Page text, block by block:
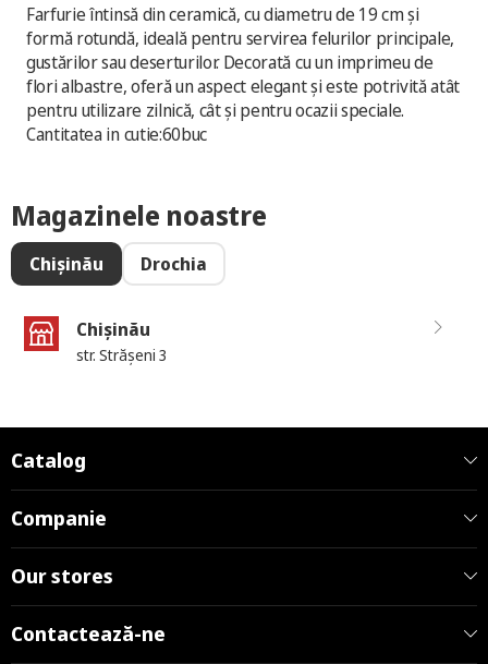
Farfurie întinsă din ceramică, cu diametru de 19 cm și
formă rotundă, ideală pentru servirea felurilor principale,
gustărilor sau deserturilor. Decorată cu un imprimeu de
flori albastre, oferă un aspect elegant și este potrivită atât
pentru utilizare zilnică, cât și pentru ocazii speciale.
Cantitatea in cutie:60buc
Magazinele noastre
Chișinău Drochia
Chișinău
str. Strășeni 3
Catalog
Companie
Our stores
Contactează-ne